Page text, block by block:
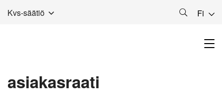
Kvs-säätiö Fi
asiakasraati